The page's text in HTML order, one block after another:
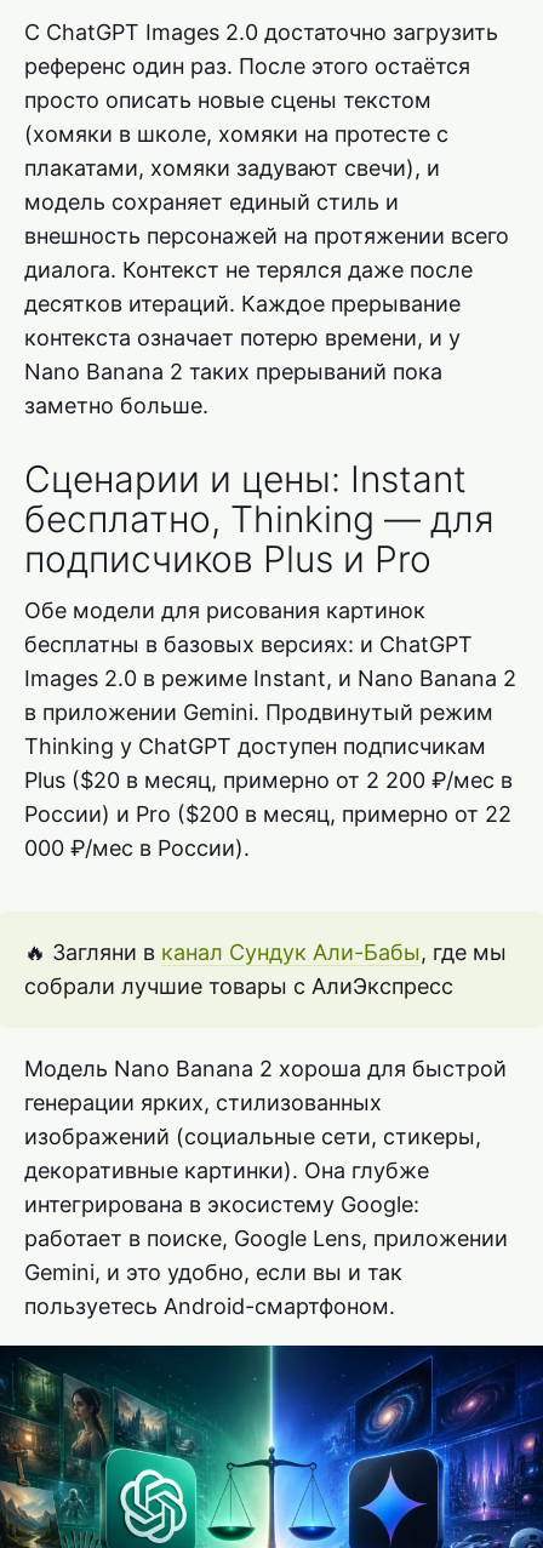
С ChatGPT Images 2.0 достаточно загрузить
референс один раз. После этого остаётся
просто описать новые сцены текстом
(хомяки в школе, хомяки на протесте с
плакатами, хомяки задувают свечи), и
модель сохраняет единый стиль и
внешность персонажей на протяжении всего
диалога. Контекст не терялся даже после
десятков итераций. Каждое прерывание
контекста означает потерю времени, и у
Nano Banana 2 таких прерываний пока
заметно больше.
Сценарии и цены: Instant
бесплатно, Thinking — для
подписчиков Plus и Pro
Обе модели для рисования картинок
бесплатны в базовых версиях: и ChatGPT
Images 2.0 в режиме Instant, и Nano Banana 2
в приложении Gemini. Продвинутый режим
Thinking у ChatGPT доступен подписчикам
Plus ($20 в месяц, примерно от 2 200 ₽/мес в
России) и Pro ($200 в месяц, примерно от 22
000 ₽/мес в России).
🔥 Загляни в канал Сундук Али-Бабы, где мы
собрали лучшие товары с АлиЭкспресс
Модель Nano Banana 2 хороша для быстрой
генерации ярких, стилизованных
изображений (социальные сети, стикеры,
декоративные картинки). Она глубже
интегрирована в экосистему Google:
работает в поиске, Google Lens, приложении
Gemini, и это удобно, если вы и так
пользуетесь Android-смартфоном.